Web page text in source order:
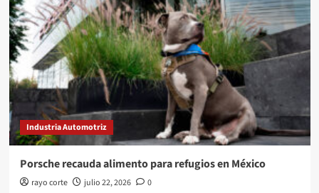
abre
preventa
en
Mercado
Libre
Industria Automotriz
Porsche recauda alimento para refugios en México
rayo corte julio 22, 2026
0